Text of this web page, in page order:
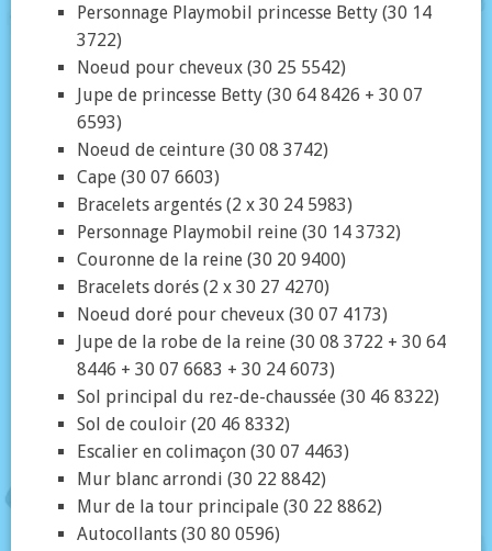
Personnage Playmobil princesse Betty (30 14
3722)
Noeud pour cheveux (30 25 5542)
Jupe de princesse Betty (30 64 8426 + 30 07
6593)
Noeud de ceinture (30 08 3742)
Cape (30 07 6603)
Bracelets argentés (2 x 30 24 5983)
Personnage Playmobil reine (30 14 3732)
Couronne de la reine (30 20 9400)
Bracelets dorés (2 x 30 27 4270)
Noeud doré pour cheveux (30 07 4173)
Jupe de la robe de la reine (30 08 3722 + 30 64
8446 + 30 07 6683 + 30 24 6073)
Sol principal du rez-de-chaussée (30 46 8322)
Sol de couloir (20 46 8332)
Escalier en colimaçon (30 07 4463)
Mur blanc arrondi (30 22 8842)
Mur de la tour principale (30 22 8862)
Autocollants (30 80 0596)